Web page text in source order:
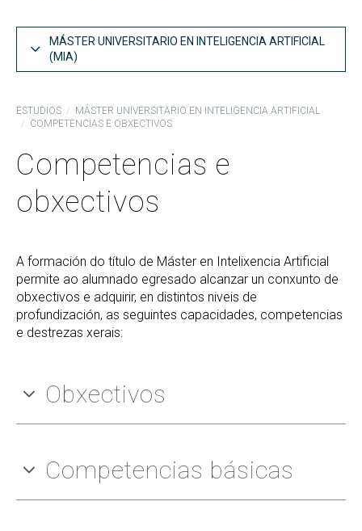
MÁSTER UNIVERSITARIO EN INTELIGENCIA ARTIFICIAL
(MIA)
Estructura del Plan de Estudios MIA
Asignaturas por curso MIA
Competencias y objetivos MIA
Guías docentes
Acceso al MIA
Reconocimiento de créditos y adaptaciones
ESTUDIOS
MÁSTER UNIVERSITARIO EN INTELIGENCIA ARTIFICIAL
COMPETENCIAS E OBXECTIVOS
Competencias e
obxectivos
A formación do título de Máster en Intelixencia Artificial
permite ao alumnado egresado alcanzar un conxunto de
obxectivos e adquirir, en distintos niveis de
profundización, as seguintes capacidades, competencias
e destrezas xerais:
Obxectivos
Competencias básicas